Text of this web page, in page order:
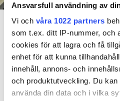
Ansvarsfull användning av
Vi och våra 1022 partners
som t.ex. ditt IP-nummer, och
cookies för att lagra och få
enhet för att kunna
innehåll, annons- och
och produktutveckling. Du
använda din data och i vilka
En inspektion visade att vatten under en
röda markeringarna) och orsakat rötskador i
Hyresgästen har bott i
1995 men måste nu flytta
i hyresnämnden och i hovrätten.